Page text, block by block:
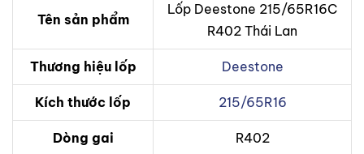
Tên sản phẩm
Lốp Deestone 215/65R16C
R402 Thái Lan
Thương hiệu lốp Deestone
Kích thước lốp 215/65R16
Dòng gai R402